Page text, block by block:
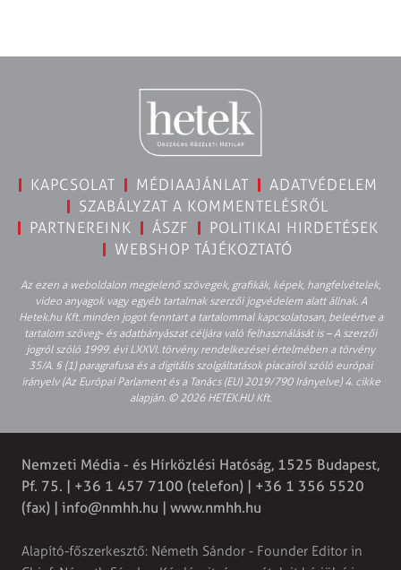
KAPCSOLAT MÉDIAAJÁNLAT
ADATVÉDELEM
SZABÁLYZAT A KOMMENTELÉSRŐL
PARTNEREINK
ÁSZF
POLITIKAI HIRDETÉSEK
WEBSHOP TÁJÉKOZTATÓ
Az ezen a weboldalon megjelenő szövegek, grafikák, képek, hangfelvételek,
video anyagok vagy egyéb tartalmak szerzői jogvédelem alatt állnak. A
Hetek.hu Kft. minden jogot fenntart a tartalommal kapcsolatosan, beleértve a
tartalom szöveg- és adatbányászat céljára való felhasználását is – A szerzői
jogról szóló 1999. évi LXXVI. törvény rendelkezései értelmében a törvény
35/A. § (1) paragrafusa és a digitális szolgáltatások piacairól szóló európai
irányelv (Az Európai Parlament és a Tanács (EU) 2019/790 Irányelve) 4. cikke
alapján. © 2026 HETEK.HU Kft.
Nemzeti Média - és Hírközlési Hatóság, 1525 Budapest,
Pf. 75. | +36 1 457 7100 (telefon) | +36 1 356 5520
(fax) | info@nmhh.hu | www.nmhh.hu
Alapító-főszerkesztő: Németh Sándor - Founder Editor in